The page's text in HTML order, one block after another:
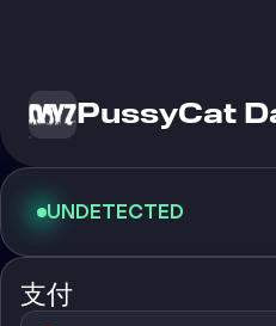
PussyCat
UNDETECTED
支付